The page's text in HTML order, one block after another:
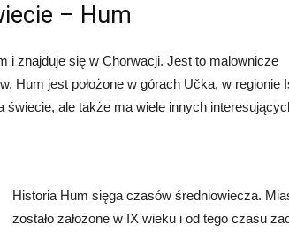
– Hum
i znajduje się w Chorwacji. Jest to malownicze
Hum jest położone w górach Učka, w regionie
ale także ma wiele innych
Historia Hum sięga czasów średniowiecza.
zostało założone w IX wieku i od tego czasu